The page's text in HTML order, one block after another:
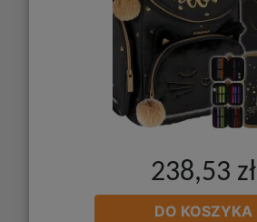
238,53 zł
DO KOSZYKA